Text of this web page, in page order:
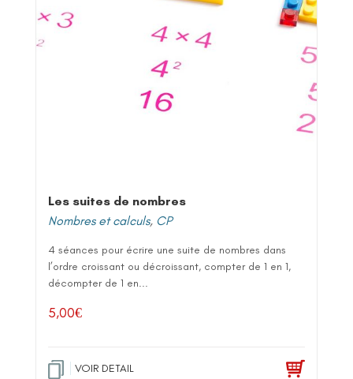
Les suites de nombres
Nombres et calculs, CP
4 séances pour écrire une suite de nombres dans
l’ordre croissant ou décroissant, compter de 1 en 1,
décompter de 1 en...
5,00€
VOIR DETAIL